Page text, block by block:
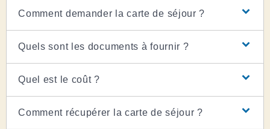
Comment demander la carte de séjour ?
Quels sont les documents à fournir ?
Quel est le coût ?
Comment récupérer la carte de séjour ?